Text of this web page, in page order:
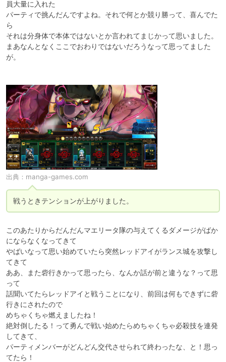
員大量に入れた
パーティで挑んだんですよね。それで何とか競り勝って、喜んでた
ら
それは分身体で本体ではないとか言われてまじかって思いました。
まあなんとなくここでおわりではないだろうなって思ってました
が。
出典： manga-games.com
戦うときテンションが上がりました。
このあたりからだんだんマエリータ隊の与えてくるダメージがばか
にならなくなってきて
やばいなって思い始めていたら突然レッドアイがランス城を攻撃し
てきて
ああ、また砦行きかって思ったら、なんか話が前と違うな？って思
って
話聞いてたらレッドアイと戦うことになり、前回は何もできずに砦
行きにされたので
めちゃくちゃ燃えましたね！
絶対倒したる！って勇んで戦い始めたらめちゃくちゃ必殺技を連発
してきて、
パーティメンバーがどんどん交代させられて終わったな、と！思っ
てたら！